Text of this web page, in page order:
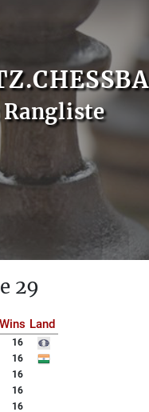
29
Wins Land
16
16
16
16
16